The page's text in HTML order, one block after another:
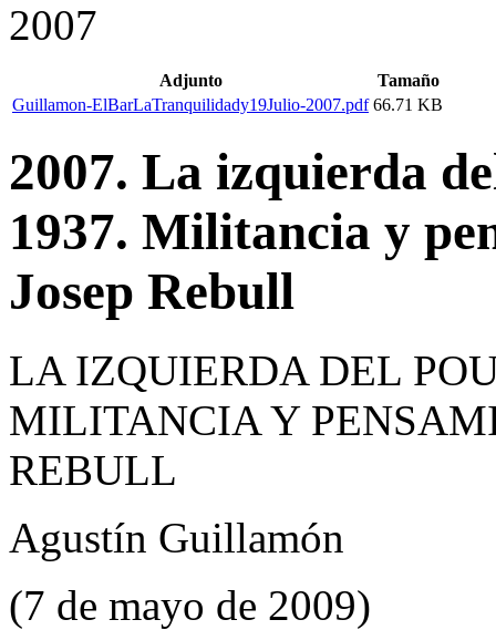
2007
Adjunto
Tamaño
Guillamon-ElBarLaTranquilidady19Julio-2007.pdf 66.71 KB
2007. La izquierda
1937. Militancia y
Josep Rebull
LA IZQUIERDA DEL
MILITANCIA Y
REBULL
Agustín Guillamón
(7 de mayo de 2009)